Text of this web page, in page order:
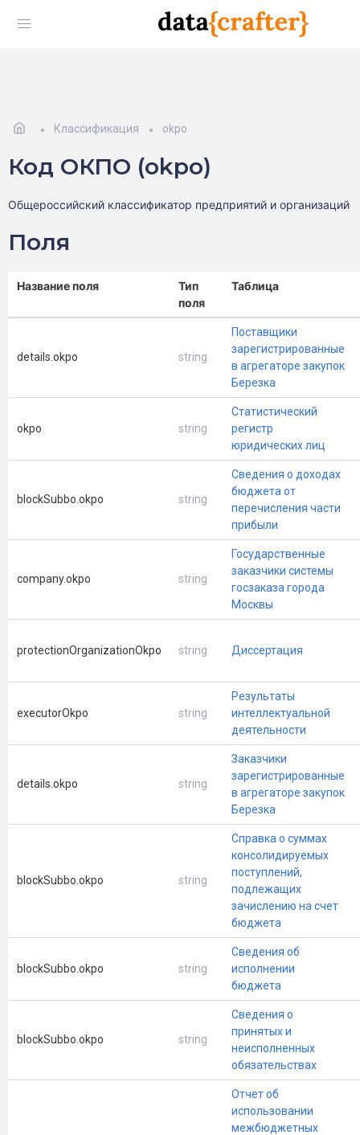
Классификация okpo
Код ОКПО (okpo)
Общероссийский классификатор предприятий и организаций
Поля
Название поля
Тип
поля
Таблица
details.okpo string
Поставщики
зарегистрированные
в агрегаторе закупок
Березка
okpo string
Статистический
регистр
юридических лиц
blockSubbo.okpo string
Сведения о доходах
бюджета от
перечисления части
прибыли
company.okpo string
Государственные
заказчики системы
госзаказа города
Москвы
protectionOrganizationOkpo string Диссертация
executorOkpo string
Результаты
интеллектуальной
деятельности
details.okpo string
Заказчики
зарегистрированные
в агрегаторе закупок
Березка
blockSubbo.okpo string
Справка о суммах
консолидируемых
поступлений,
подлежащих
зачислению на счет
бюджета
blockSubbo.okpo string
Сведения об
исполнении
бюджета
blockSubbo.okpo string
Сведения о
принятых и
неисполненных
обязательствах
Отчет об
использовании
межбюджетных